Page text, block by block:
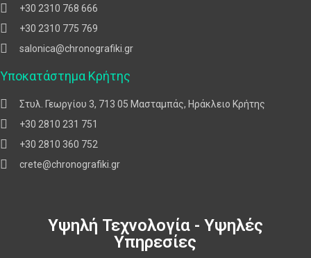
+30 2310 768 666
+30 2310 775 769
salonica@chronografiki.gr
Υποκατάστημα Κρήτης
Στυλ. Γεωργίου 3, 713 05 Μασταμπάς, Ηράκλειο Κρήτης
+30 2810 231 751
+30 2810 360 752
crete@chronografiki.gr
Υψηλή Τεχνολογία - Υψηλές
Υπηρεσίες